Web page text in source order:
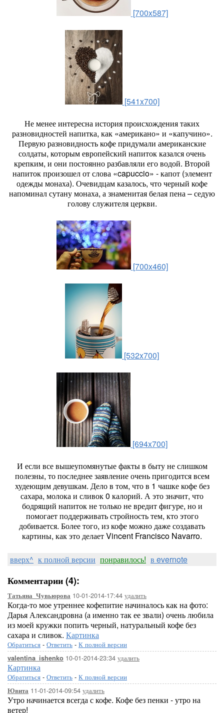
[700x587]
[541x700]
Не менее интересна история происхождения таких
разновидностей напитка, как «американо» и «капучино».
Первую разновидность кофе придумали американские
солдаты, которым европейский напиток казался очень
крепким, и они постоянно разбавляли его водой. Второй
напиток произошел от слова «capuccio» - капот (элемент
одежды монаха). Очевидцам казалось, что черный кофе
напоминал сутану монаха, а знаменитая белая пена – седую
голову служителя церкви.
[700x460]
[532x700]
[694x700]
И если все вышеупомянутые факты в быту не слишком
полезны, то последнее заявление очень пригодится всем
худеющим девушкам. Дело в том, что в 1 чашке кофе без
сахара, молока и сливок 0 калорий. А это значит, что
бодрящий напиток не только не вредит фигуре, но и
помогает поддерживать стройность тем, кто этого
добивается. Более того, из кофе можно даже создавать
картины, как это делает Vincent Francisco Navarro.
вверх^ к полной версии понравилось! в evernote
Комментарии (4):
Татьяна_Чувьюрова 10-01-2014-17:44 удалить
Когда-то мое утреннее кофепитие начиналось как на фото:
Дарья Александровна (а именно так ее звали) очень любила
из моей кружки попить черный, натуральный кофе без
сахара и сливок. Картинка
Обратиться - Ответить - К полной версии
valentina_ishenko 10-01-2014-23:34 удалить
Картинка
Обратиться - Ответить - К полной версии
Ювита 11-01-2014-09:54 удалить
Утро начинается всегда с кофе. Кофе без пенки - утро на
ветер!